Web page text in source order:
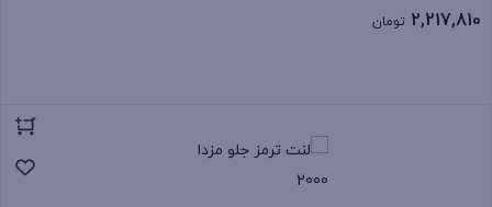
2,217,810 تومان